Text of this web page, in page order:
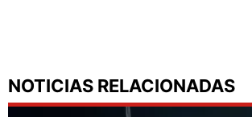
NOTICIAS RELACIONADAS